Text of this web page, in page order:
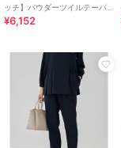
ッチ】パウダーツイルテーパ
ードパンツ
¥6,152